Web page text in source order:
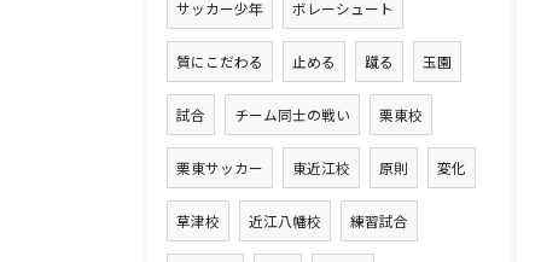
サッカー少年 ボレーシュート
質にこだわる 止める 蹴る 玉園
試合 チーム同士の戦い 栗東校
栗東サッカー 東近江校 原則 変化
草津校 近江八幡校 練習試合